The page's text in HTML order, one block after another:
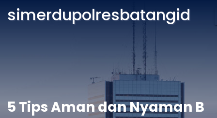
simerdupolresbatangid
5 Tips Aman dan Nyaman B